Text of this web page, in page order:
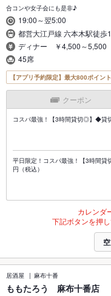
合コンや女子会にも是非♪
19:00～翌5:00
都営大江戸線 六本木駅徒歩
ディナー ￥4,500～5,500
45席
【アプリ予約限定】最大800ポイン
クーポン
コスパ最強！【3時間貸切◎】◆貸
平日限定！コスパ最強！【3時間
円（税込）
カレンダ
下記ボタンを押
居酒屋 麻布十番
ももたろう 麻布十番店